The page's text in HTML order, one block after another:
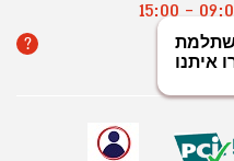
? הזמנה